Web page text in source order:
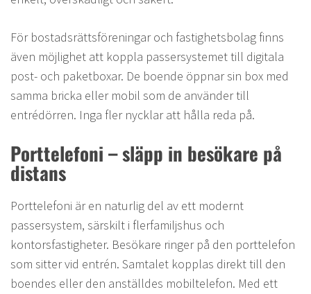
För bostadsrättsföreningar och fastighetsbolag finns
även möjlighet att koppla passersystemet till digitala
post- och paketboxar. De boende öppnar sin box med
samma bricka eller mobil som de använder till
entrédörren. Inga fler nycklar att hålla reda på.
Porttelefoni – släpp in besökare på
distans
Porttelefoni är en naturlig del av ett modernt
passersystem, särskilt i flerfamiljshus och
kontorsfastigheter. Besökare ringer på den porttelefon
som sitter vid entrén. Samtalet kopplas direkt till den
boendes eller den anställdes mobiltelefon. Med ett